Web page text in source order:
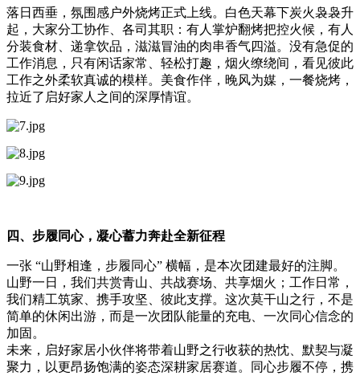
落日西垂，氛围感户外烧烤正式上线。白色天幕下炭火袅袅升
起，大家分工协作、各司其职：有人掌炉翻烤把控火候，有人
分装食材、递拿饮品，滋滋冒油的肉串香气四溢。没有急促的
工作消息，只有闲话家常、轻松打趣，烟火缭绕间，看见彼此
工作之外柔软真诚的模样。美食作伴，晚风为媒，一餐烧烤，
拉近了启好家人之间的深厚情谊。
四、步履同心，凝心蓄力奔赴全新征程
一张 “山野相逢，步履同心” 横幅，是本次团建最好的注脚。
山野一日，我们共赏青山、共战赛场、共享烟火；工作日常，
我们精工筑家、携手攻坚、彼此支撑。这次莫干山之行，不是
简单的休闲出游，而是一次团队能量的充电、一次同心信念的
加固。
未来，启好家居小伙伴将带着山野之行收获的热忱、默契与凝
聚力，以更昂扬饱满的姿态深耕家居赛道。同心步履不停，携